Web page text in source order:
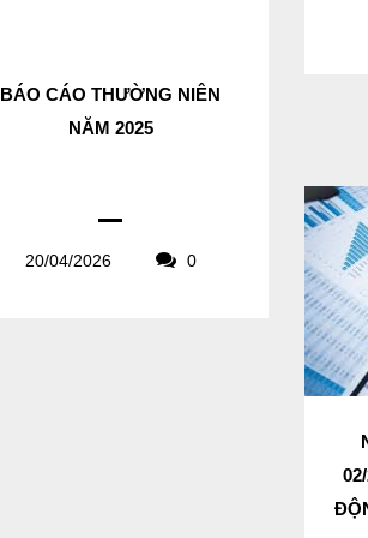
BÁO CÁO THƯỜNG NIÊN
NĂM 2025
20/04/2026 0